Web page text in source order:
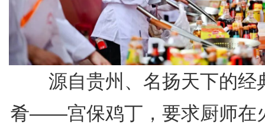
源自贵州、名扬天下的经
肴——宫保鸡丁，要求厨师在